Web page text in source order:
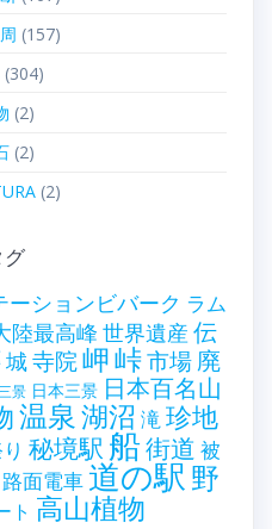
(157)
(304)
(2)
(2)
(2)
グ
ーションビバーク ラム
陸最高峰 世界遺産 伝
城寺院岬峠市場 廃
景 日本三景 日本百名山
温泉湖沼 滝珍地
秘境駅 船街道 被
路面電車道の駅 野
ト 高山植物